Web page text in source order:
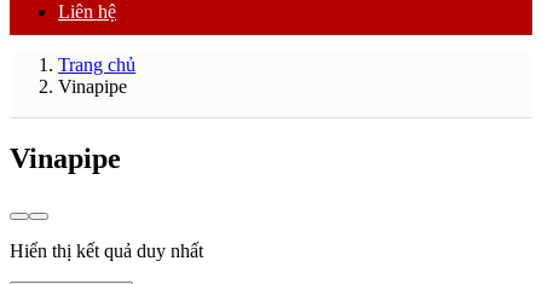
Liên hệ
Trang chủ
Vinapipe
Vinapipe
Hiển thị kết quả duy nhất